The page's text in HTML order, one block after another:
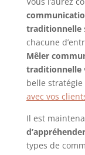
traditionnelle
chacune
Mêler
traditionnelle
belle
avec vos
Il est
types de